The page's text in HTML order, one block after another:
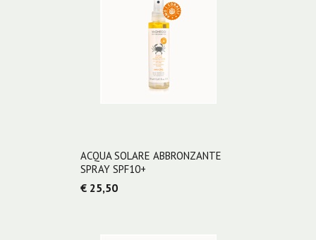
ACQUA SOLARE ABBRONZANTE
SPRAY SPF10+
€ 25,50